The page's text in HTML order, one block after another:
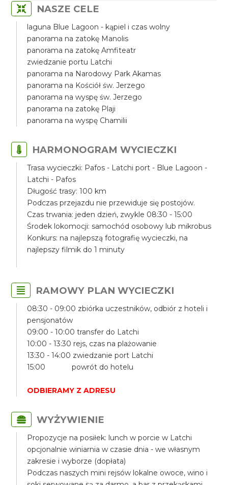
NASZE CELE
laguna Blue Lagoon - kąpiel i czas wolny
panorama na zatokę Manolis
panorama na zatokę Amfiteatr
zwiedzanie portu Latchi
panorama na Narodowy Park Akamas
panorama na Kościół św. Jerzego
panorama na wyspę św. Jerzego
panorama na zatokę Plaji
panorama na wyspę Chamilii
HARMONOGRAM WYCIECZKI
Trasa wycieczki: Pafos - Latchi port - Blue Lagoon -
Latchi - Pafos
Długość trasy: 100 km
Podczas przejazdu nie przewiduje się postojów.
Czas trwania: jeden dzień, zwykle 08:30 - 15:00
Środek lokomocji: samochód osobowy lub mikrobus
Konkurs: na najlepszą fotografię wycieczki, na
najlepszy filmik do 1 minuty
RAMOWY PLAN WYCIECZKI
08:30 - 09:00 zbiórka uczestników, odbiór z hoteli i
pensjonatów
09:00 - 10:00 transfer do Latchi
10:00 - 13:30 rejs, czas na plażowanie
13:30 - 14:00 zwiedzanie port Latchi
15:00 powrót do hotelu
ODBIERAMY Z ADRESU
WYŻYWIENIE
Propozycje na posiłek: lunch w porcie w Latchi
opcjonalnie winiarnia w czasie dnia - we własnym
zakresie i wyborze (dopłata)
Podczas naszych mini rejsów lokalne owoce, wino i